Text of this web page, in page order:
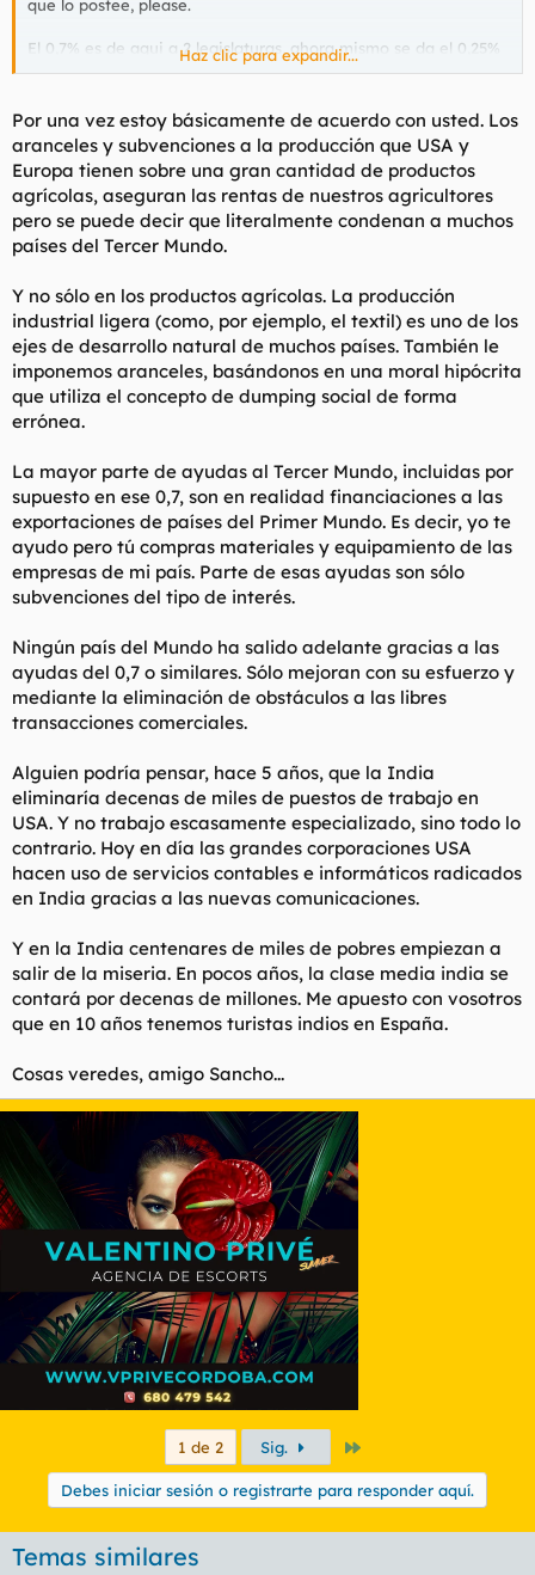
que lo postee, please.
El 0,7% es de aqui a 2 legislaturas, ahora mismo se da el 0,25%
y el año que viene el 0,3 o algo asi.
necesitan esos paises, pero siempre es mejor que nada.
Haz clic para expandir...
Por una vez estoy básicamente de acuerdo con usted. Los
aranceles y subvenciones a la producción que USA y
Europa tienen sobre una gran cantidad de productos
agrícolas, aseguran las rentas de nuestros agricultores
pero se puede decir que literalmente condenan a muchos
países del Tercer Mundo.
Y no sólo en los productos agrícolas. La producción
industrial ligera (como, por ejemplo, el textil) es uno de los
ejes de desarrollo natural de muchos países. También le
imponemos aranceles, basándonos en una moral hipócrita
que utiliza el concepto de dumping social de forma
errónea.
La mayor parte de ayudas al Tercer Mundo, incluidas por
supuesto en ese 0,7, son en realidad financiaciones a las
exportaciones de países del Primer Mundo. Es decir, yo te
ayudo pero tú compras materiales y equipamiento de las
empresas de mi país. Parte de esas ayudas son sólo
subvenciones del tipo de interés.
Ningún país del Mundo ha salido adelante gracias a las
ayudas del 0,7 o similares. Sólo mejoran con su esfuerzo y
mediante la eliminación de obstáculos a las libres
transacciones comerciales.
Alguien podría pensar, hace 5 años, que la India
eliminaría decenas de miles de puestos de trabajo en
USA. Y no trabajo escasamente especializado, sino todo lo
contrario. Hoy en día las grandes corporaciones USA
hacen uso de servicios contables e informáticos radicados
en India gracias a las nuevas comunicaciones.
Y en la India centenares de miles de pobres empiezan a
salir de la miseria. En pocos años, la clase media india se
contará por decenas de millones. Me apuesto con vosotros
que en 10 años tenemos turistas indios en España.
Cosas veredes, amigo Sancho...
1 de 2 Sig.
Debes iniciar sesión o registrarte para responder aquí.
Temas similares